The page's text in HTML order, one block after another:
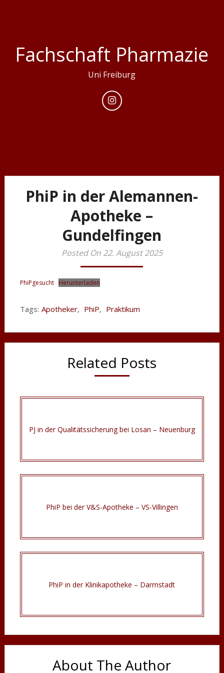
Fachschaft Pharmazie
Uni Freiburg
PhiP in der Alemannen-
Apotheke –
Gundelfingen
Posted On 22. August 2025
PhiPgesucht Herunterladen
Tags: Apotheker, PhiP, Praktikum
Related Posts
PJ in der Qualitätssicherung bei Losan – Neuenburg
PhiP bei der V&S-Apotheke – VS-Villingen
PhiP in der Klinikapotheke – Darmstadt
About The Author